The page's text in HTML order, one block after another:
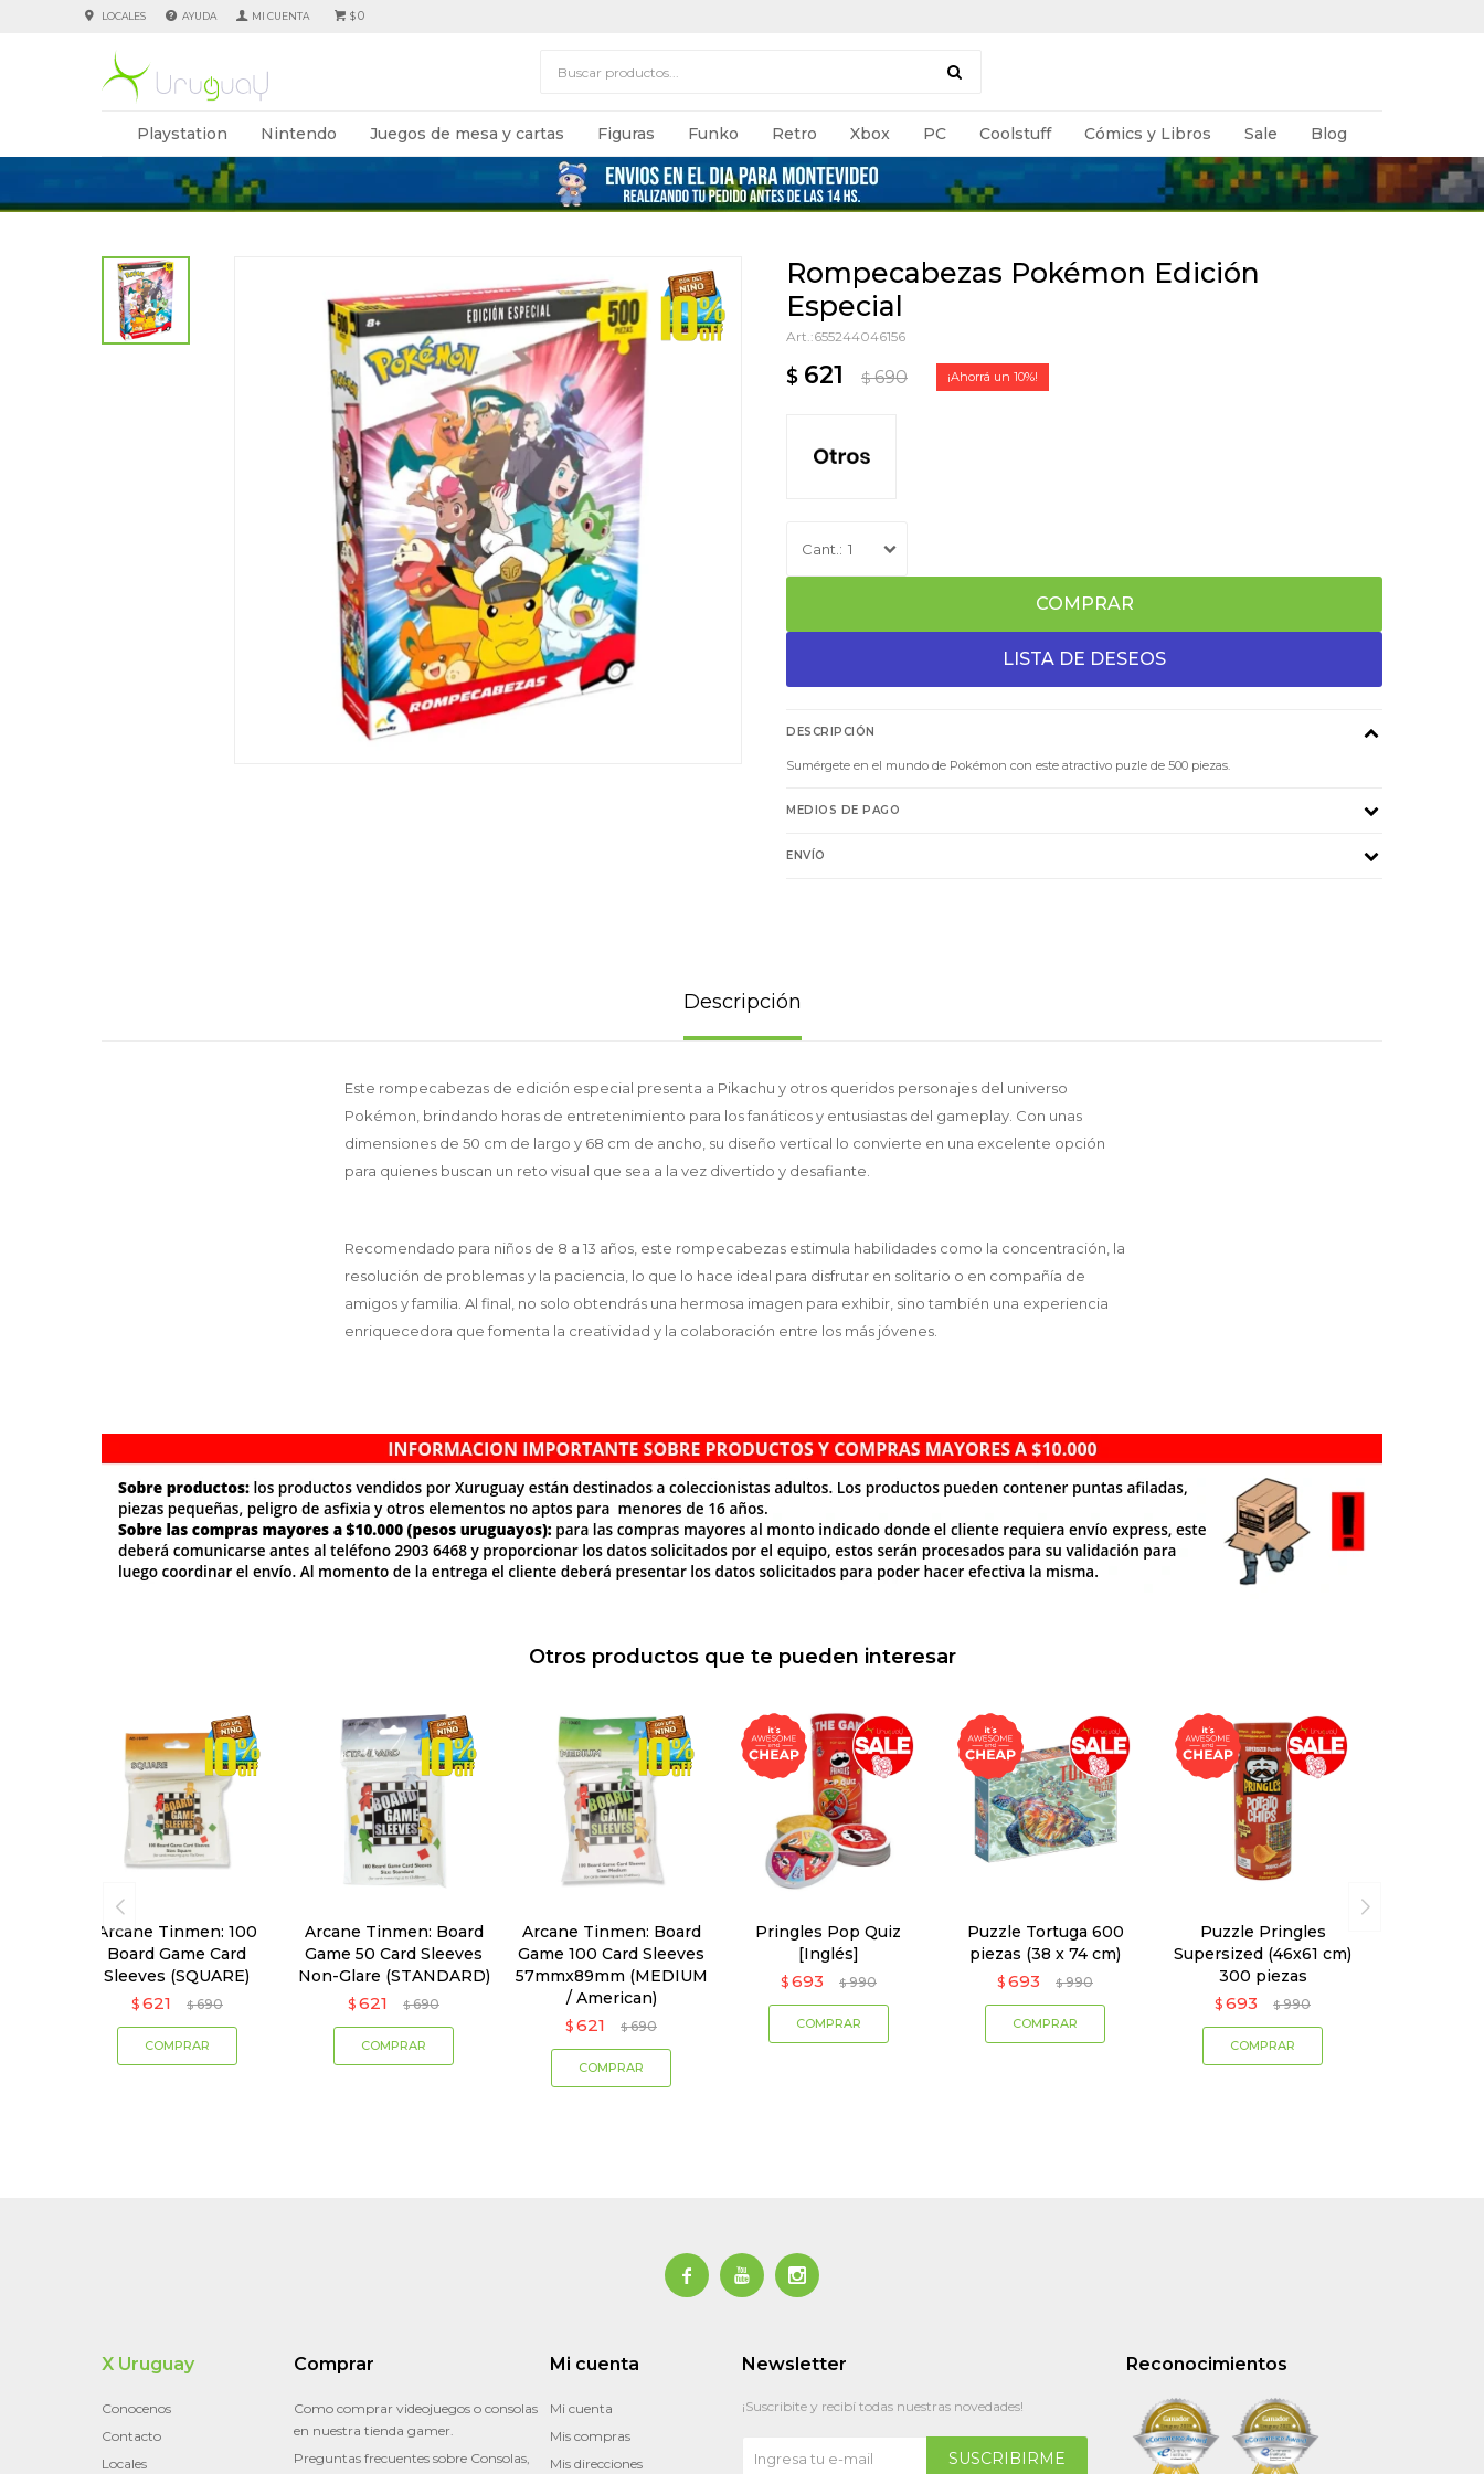
Playstation Nintendo Juegos de mesa y cartas Figuras Funko Retro Xbox PC Coolstuff Cómics y Libros Sale Blog
$0
LOCALES AYUDA
Rompecabezas Pokémon Edición
Especial
655244046156
$ 621 $ 690 10
1
COMPRAR
DESCRIPCIÓN
Sumérgete en el mundo de Pokémon con este atractivo puzle de 500 piezas.
MEDIOS DE PAGO
ENVÍO
Descripción
Este rompecabezas de edición especial presenta a Pikachu y otros queridos personajes del universo
Pokémon, brindando horas de entretenimiento para los fanáticos y entusiastas del gameplay. Con unas
dimensiones de 50 cm de largo y 68 cm de ancho, su diseño vertical lo convierte en una excelente opción
para quienes buscan un reto visual que sea a la vez divertido y desafiante.
Recomendado para niños de 8 a 13 años, este rompecabezas estimula habilidades como la concentración, la
resolución de problemas y la paciencia, lo que lo hace ideal para disfrutar en solitario o en compañía de
amigos y familia. Al final, no solo obtendrás una hermosa imagen para exhibir, sino también una experiencia
enriquecedora que fomenta la creatividad y la colaboración entre los más jóvenes.
Otros productos que te pueden interesar
Arcane Tinmen: 100
Board Game Card
Sleeves (SQUARE)
$ 621 $ 690
Arcane Tinmen: Board
Game 50 Card Sleeves
Non-Glare (STANDARD)
$ 621 $ 690
Arcane Tinmen: Board
Game 100 Card Sleeves
57mmx89mm (MEDIUM
/ American)
$ 621 $ 690
Pringles Pop Quiz
[Inglés]
$ 693 $ 990
Puzzle Tortuga 600
piezas (38 x 74 cm)
$ 693 $ 990
Puzzle Pringles
Supersized (46x61 cm)
300 piezas
$ 693 $ 990
  
Reconocimientos
X Uruguay
Conocenos
Contacto
Locales
Comprar
Como comprar videojuegos o consolas
en nuestra tienda gamer.
Preguntas frecuentes sobre Consolas,
Mi cuenta
Mi cuenta
Mis compras
Mis direcciones
Newsletter
¡Suscribite y recibí todas nuestras novedades!
SUSCRIBIRME